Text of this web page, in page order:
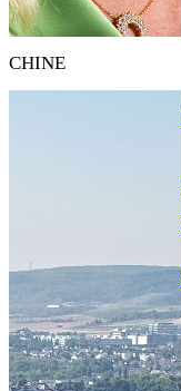
CHINE